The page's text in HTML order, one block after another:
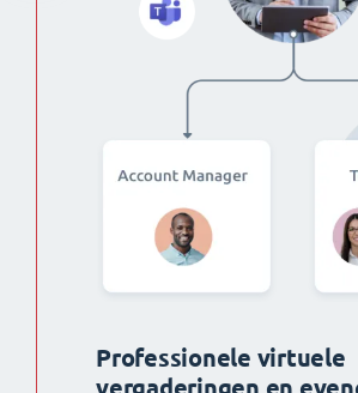
Professionele virtuele
vergaderingen en